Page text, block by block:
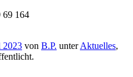
69 164
2023 von B.P. unterAktuelles,